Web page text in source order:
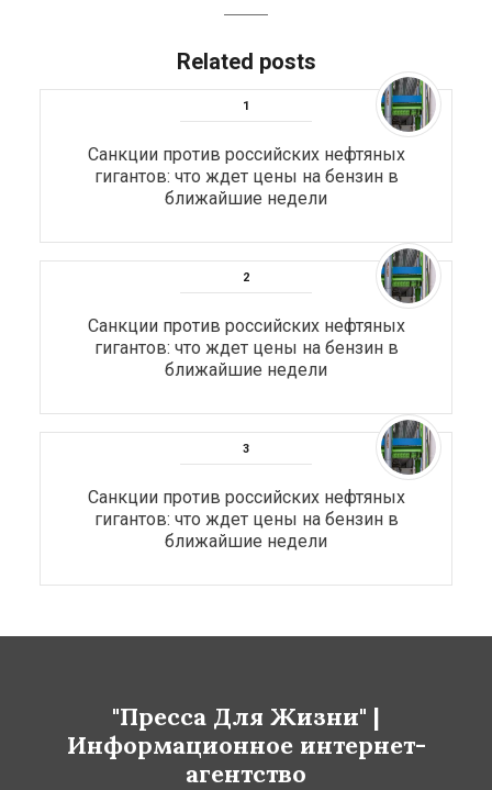
Related posts
Санкции против российских нефтяных
гигантов: что ждет цены на бензин в
ближайшие недели
Санкции против российских нефтяных
гигантов: что ждет цены на бензин в
ближайшие недели
Санкции против российских нефтяных
гигантов: что ждет цены на бензин в
ближайшие недели
"Пресса Для Жизни" |
Информационное интернет-
агентство